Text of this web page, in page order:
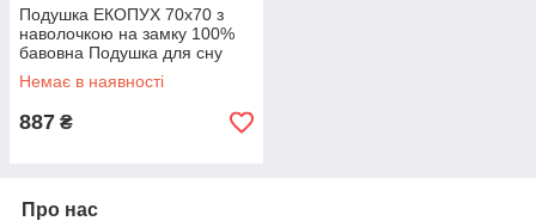
Подушка ЕКОПУХ 70х70 з
наволочкою на замку 100%
бавовна Подушка для сну
Антиалергенна ЕКОПУХ ОДА
Немає в наявності
887 ₴
Про нас